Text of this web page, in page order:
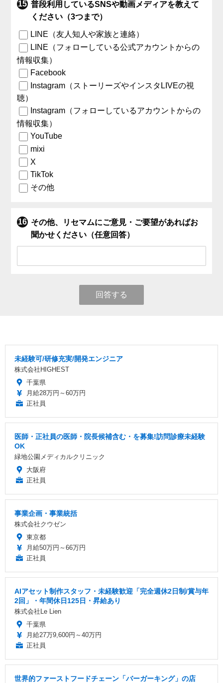
普段利用しているSNSや動画メディアを教えて
ください（3つまで）
LINE（友人知人や家族と連絡）
LINE（フォローしている公式アカウントからの
情報収集）
Facebook
Instagram（ストーリーズやインスタLIVEの視
聴）
Instagram（フォローしているアカウントからの
情報収集）
YouTube
mixi
X
TikTok
その他
その他、リセマムにご意見・ご要望があればお
聞かせください（任意回答）
回答する
未経験可/研修充実/開発エンジニア
株式会社HIGHEST
千葉県
月給28万円～60万円
正社員
医師・正社員の医師・院長候補含む・を募集!訪問診療未経験
OK
緑地公園メディカルクリニック
大阪府
正社員
事業企画・事業統括
株式会社クウゼン
東京都
月給50万円～66万円
正社員
AIアセット制作スタッフ・未経験歓迎「完全週休2日制/賞与年
2回」・年間休日125日・昇給あり
株式会社Le Lien
千葉県
月給27万9,600円～40万円
正社員
世界的ファーストフードチェーン「バーガーキング」の店